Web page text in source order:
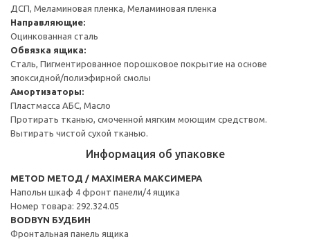
ДСП, Меламиновая пленка, Меламиновая пленка
Направляющие:
Оцинкованная сталь
Обвязка ящика:
Сталь, Пигментированное порошковое покрытие на основе
эпоксидной/полиэфирной смолы
Амортизаторы:
Пластмасса АБС, Масло
Протирать тканью, смоченной мягким моющим средством.
Вытирать чистой сухой тканью.
Информация об упаковке
METOD МЕТОД / MAXIMERA МАКСИМЕРА
Напольн шкаф 4 фронт панели/4 ящика
Номер товара: 292.324.05
BODBYN БУДБИН
Фронтальная панель ящика